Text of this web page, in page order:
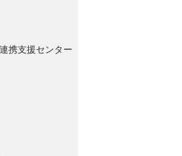
携支援センター